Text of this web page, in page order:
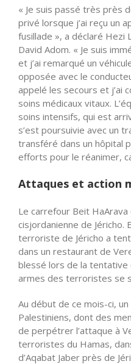
« Je suis passé très près
privé lorsque j’ai reçu un
fusillade », a déclaré Hezi
David Adom. « Je suis
et j’ai remarqué un
opposée avec le
appelé les secours et j’ai
soins médicaux vitaux.
soins intensifs, qui est
s’est poursuivie avec un
transféré dans un hôpital
efforts pour le réanimer,
Attaques et action
Le carrefour Beit
cisjordanienne de Jéricho.
terroriste de Jéricho a
dans un restaurant de
blessé lors de la tentative
armes des terroristes se
Au début de ce mois-ci,
Palestiniens, dont des
de perpétrer l’attaque à
terroristes du Hamas,
d’Aqabat Jaber près de